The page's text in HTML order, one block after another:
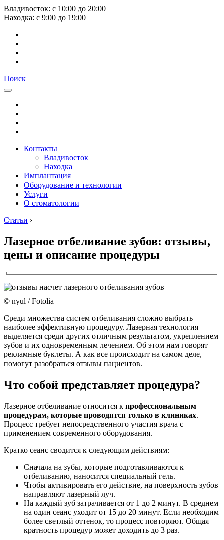
Владивосток: с 10:00 до 20:00
Находка: с 9:00 до 19:00
Поиск
Контакты
Владивосток
Находка
Имплантация
Оборудование и технологии
Услуги
О стоматологии
Статьи ›
Лазерное отбеливание зубов: отзывы,
цены и описание процедуры
© nyul / Fotolia
Среди множества систем отбеливания сложно выбрать
наиболее эффективную процедуру. Лазерная технология
выделяется среди других отличным результатом, укреплением
зубов и их одновременным лечением. Об этом нам говорят
рекламные буклеты. А как все происходит на самом деле,
помогут разобраться отзывы пациентов.
Что собой представляет процедура?
Лазерное отбеливание относится к профессиональным
процедурам, которые проводятся только в клиниках.
Процесс требует непосредственного участия врача с
применением современного оборудования.
Кратко сеанс сводится к следующим действиям:
Сначала на зубы, которые подготавливаются к
отбеливанию, наносится специальный гель.
Чтобы активировать его действие, на поверхность зубов
направляют лазерный луч.
На каждый зуб затрачивается от 1 до 2 минут. В среднем
на один сеанс уходит от 15 до 20 минут. Если необходим
более светлый оттенок, то процесс повторяют. Общая
кратность процедур может доходить до 3 раз.